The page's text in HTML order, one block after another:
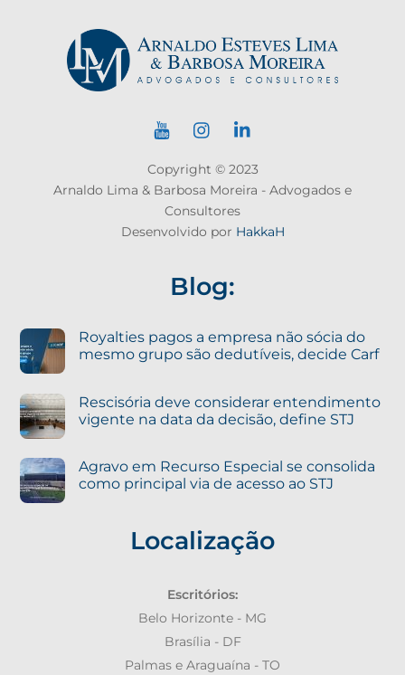
Copyright © 2023
Arnaldo Lima & Barbosa Moreira - Advogados e
Consultores
Desenvolvido por HakkaH
Blog:
Royalties pagos a empresa não sócia do
mesmo grupo são dedutíveis, decide Carf
Rescisória deve considerar entendimento
vigente na data da decisão, define STJ
Agravo em Recurso Especial se consolida
como principal via de acesso ao STJ
Localização
Escritórios:
Belo Horizonte - MG
Brasília - DF
Palmas e Araguaína - TO